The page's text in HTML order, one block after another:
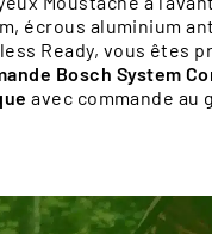
écrous aluminium
Ready, vous êtes
Bosch System
avec commande au